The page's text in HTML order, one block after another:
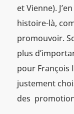
et Vienne).
histoire-là,
promouvoir.
plus
pour François I
justement
des